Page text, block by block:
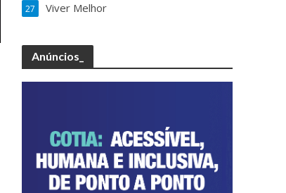
Viver Melhor
27
Anúncios_